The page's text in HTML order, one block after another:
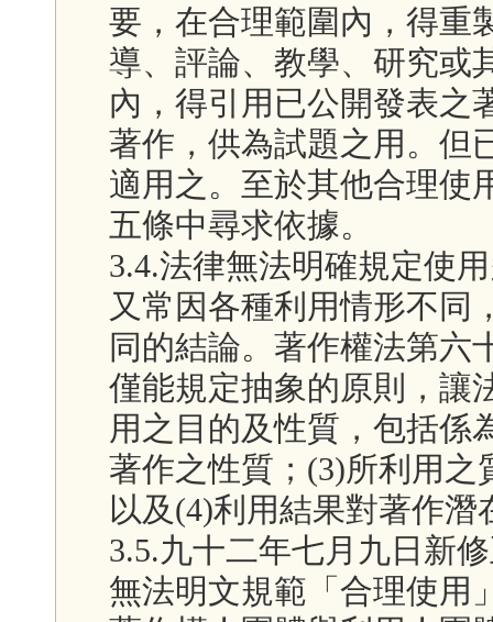
要，在合理範圍內，得重
導、評論、教學、研究或
內，得引用已公開發表之
著作，供為試題之用。但
適用之。至於其他合理使
五條中尋求依據。
3.4.法律無法明確規定使
又常因各種利用情形不同
同的結論。著作權法第六
僅能規定抽象的原則，讓
用之目的及性質，包括係
著作之性質；(3)所利用
以及(4)利用結果對著作
3.5.九十二年七月九日新
無法明文規範「合理使用